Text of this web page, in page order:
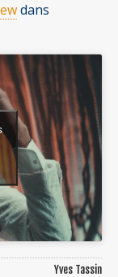
dans
Yves Tassin